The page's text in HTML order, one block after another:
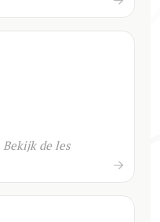
Bekijk de les